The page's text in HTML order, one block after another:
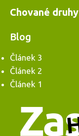
Chované druhy
Blog
Článek 3
Článek 2
Článek 1